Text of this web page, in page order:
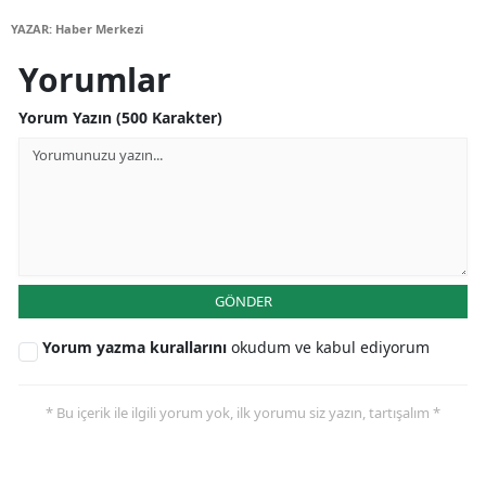
YAZAR: Haber Merkezi
Yorumlar
Yorum Yazın (500 Karakter)
GÖNDER
Yorum yazma kurallarını okudum ve kabul ediyorum
* Bu içerik ile ilgili yorum yok, ilk yorumu siz yazın, tartışalım *